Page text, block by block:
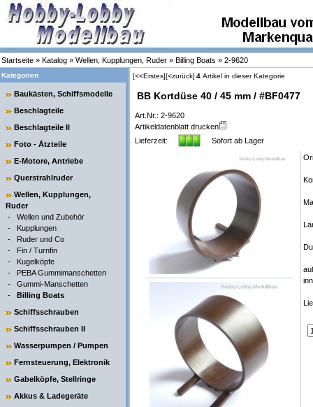
Startseite » Katalog » Wellen, Kupplungen, Ruder » Billing Boats » 2-9620
Kategorien
Baukästen, Schiffsmodelle
Beschlagteile
Beschlagteile II
Foto - Ätzteile
E-Motore, Antriebe
Querstrahlruder
Wellen, Kupplungen,
Ruder
- Wellen und Zubehör
- Kupplungen
- Ruder und Co
- Fin / Turnfin
- Kugelköpfe
- PEBA Gummimanschetten
- Gummi-Manschetten
- Billing Boats
Schiffsschrauben
Schiffsschrauben II
Wasserpumpen / Pumpen
Fernsteuerung, Elektronik
Gabelköpfe, Stellringe
Akkus & Ladegeräte
[<<Erstes][<zurück] 4 Artikel in dieser Kategorie
BB Kortdüse 40 / 45 mm / #BF0477
Art.Nr.: 2-9620
Artikeldatenblatt drucken
Lieferzeit:
Sofort ab Lager